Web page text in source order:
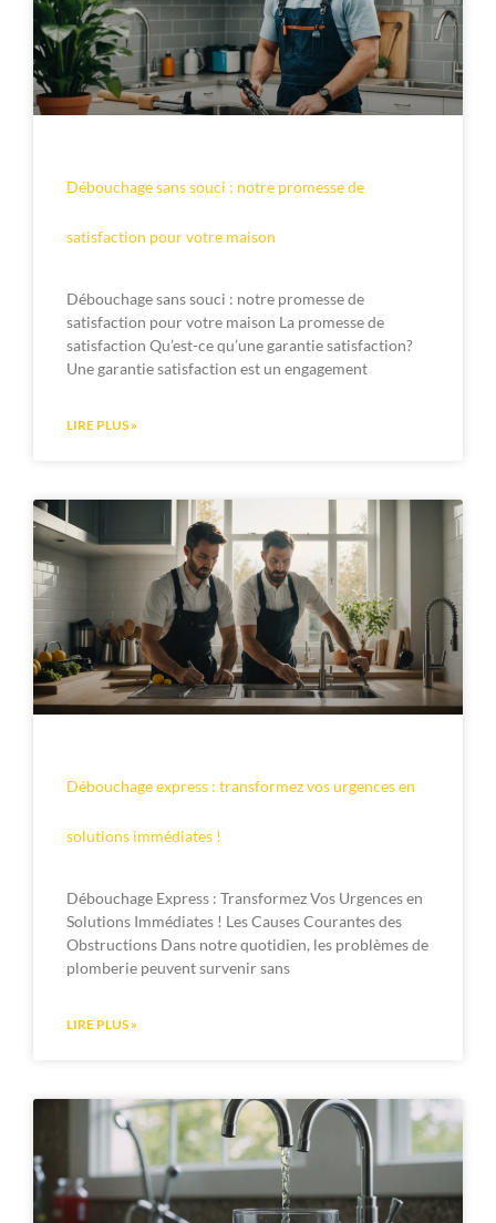
Débouchage sans souci : notre promesse de
satisfaction pour votre maison
Débouchage sans souci : notre promesse de
satisfaction pour votre maison La promesse de
satisfaction Qu’est-ce qu’une garantie satisfaction?
Une garantie satisfaction est un engagement
LIRE PLUS »
Débouchage express : transformez vos urgences en
solutions immédiates !
Débouchage Express : Transformez Vos Urgences en
Solutions Immédiates ! Les Causes Courantes des
Obstructions Dans notre quotidien, les problèmes de
plomberie peuvent survenir sans
LIRE PLUS »